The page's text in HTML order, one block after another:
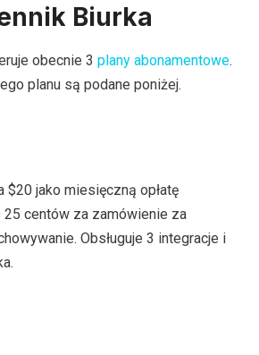
Biurka
obecnie 3 plany abonamentowe.
planu są podane poniżej.
$20 jako miesięczną opłatę
centów za zamówienie za
Obsługuje 3 integracje i